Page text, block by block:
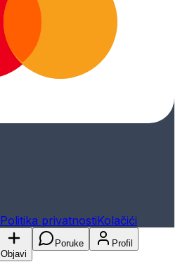
Politika privatnostiKolačići
Objavi
Poruke Profil